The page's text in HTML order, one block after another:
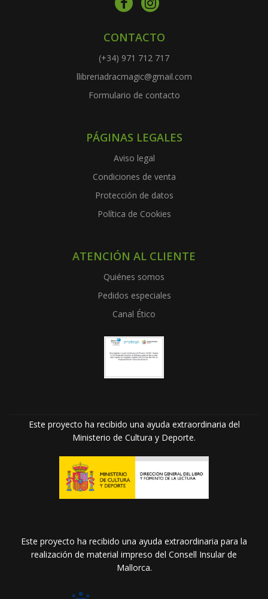
CONTACTO
(+34) 971 712 717
llibreriadracmagic@gmail.com
Formulario de contacto
PÁGINAS LEGALES
Aviso legal
Condiciones de venta
Protección de datos
Política de Cookies
ATENCIÓN AL CLIENTE
Quiénes somos
Pedidos especiales
Canal Ético
Este proyecto ha recibido una ayuda extraordinaria del
Ministerio de Cultura y Deporte.
Este proyecto ha recibido una ayuda extraordinaria para la
realización de material impreso del Consell Insular de
Mallorca.